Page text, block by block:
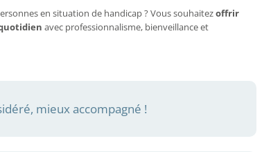
en situation de handicap ? Vous souhaitezoffrir
avec professionnalisme, bienveillance et
mieux accompagné !